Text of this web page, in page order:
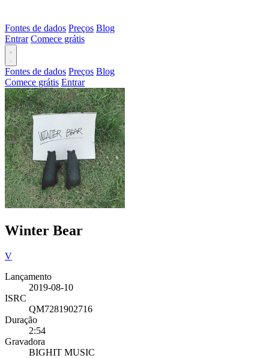
Fontes de dados Preços Blog
Entrar Comece grátis
Fontes de dados Preços Blog
Comece grátis Entrar
Winter Bear
V
Lançamento
2019-08-10
ISRC
QM7281902716
Duração
2:54
Gravadora
BIGHIT MUSIC